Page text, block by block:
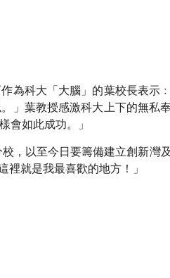
為科大「大腦」的葉校長表示
」葉教授感激科大上下的無私
會如此成功。」
，以至今日要籌備建立創新灣
就是我最喜歡的地方！」